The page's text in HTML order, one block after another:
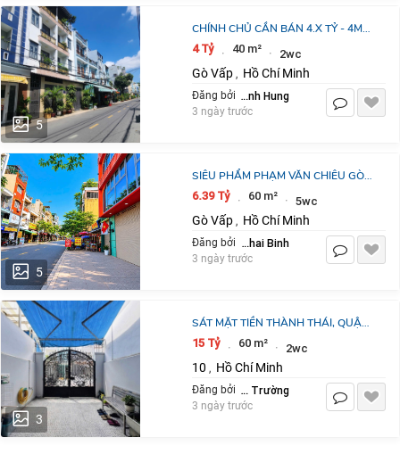
5
CHÍNH CHỦ CẦN BÁN 4.X TỶ - 4M
X10M - SD 80M2 - THỐNG NHẤT -
GÒ VẤP
4 Tỷ · 40 m² · 2wc
Gò Vấp , Hồ Chí Minh
Đăng bởi Tran Manh Hung
3 ngày trước
5
SIÊU PHẨM PHẠM VĂN CHIÊU GÒ
VẤP – HẺM XE HƠI 6M THÔNG BÀN
CỜ – 3 TẦNG BTCT MỚI ĐẸP – GIÁ
CHỈ 6.X TỶ
6.39 Tỷ · 60 m² · 5wc
Gò Vấp , Hồ Chí Minh
Đăng bởi Ly Thai Binh
3 ngày trước
3
SÁT MẶT TIỀN THÀNH THÁI, QUẬN
10 - 60M2, 2 TẦNG - CHỈ 15 TỶ
15 Tỷ · 60 m² · 2wc
10 , Hồ Chí Minh
Đăng bởi Kim Nhật Trường
3 ngày trước